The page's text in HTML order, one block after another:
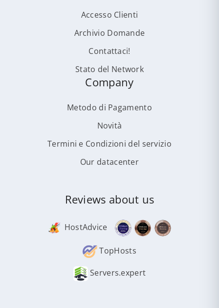
Accesso Clienti
Archivio Domande
Contattaci!
Stato del Network
Company
Metodo di Pagamento
Novità
Termini e Condizioni del servizio
Our datacenter
Reviews about us
HostAdvice
TopHosts
Servers.expert